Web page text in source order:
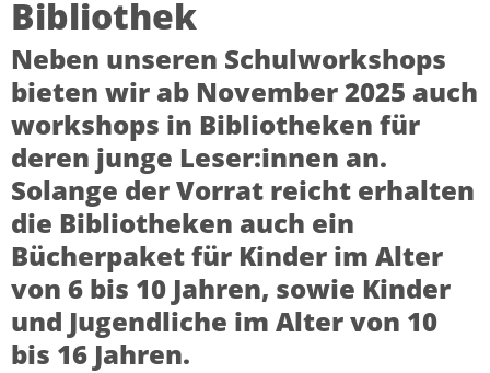
Bibliothek
Neben unseren Schulworkshops
bieten wir ab November 2025 auch
workshops in Bibliotheken für
deren junge Leser:innen an.
Solange der Vorrat reicht erhalten
die Bibliotheken auch ein
Bücherpaket für Kinder im Alter
von 6 bis 10 Jahren, sowie Kinder
und Jugendliche im Alter von 10
bis 16 Jahren.